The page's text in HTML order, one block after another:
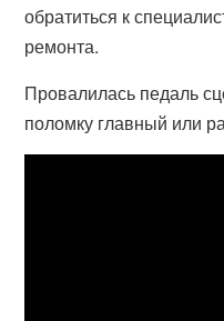
обратиться к
ремонта.
Провалилась педаль
поломку главный или